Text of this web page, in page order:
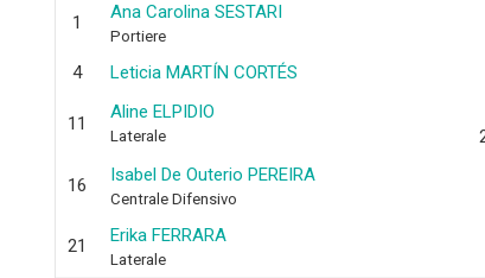
1 Ana Carolina SESTARI
Portiere
4 Leticia MARTÍN CORTÉS
11
Aline ELPIDIO
Laterale
16 Isabel De Outerio PEREIRA
Centrale Difensivo
21 Erika FERRARA
Laterale